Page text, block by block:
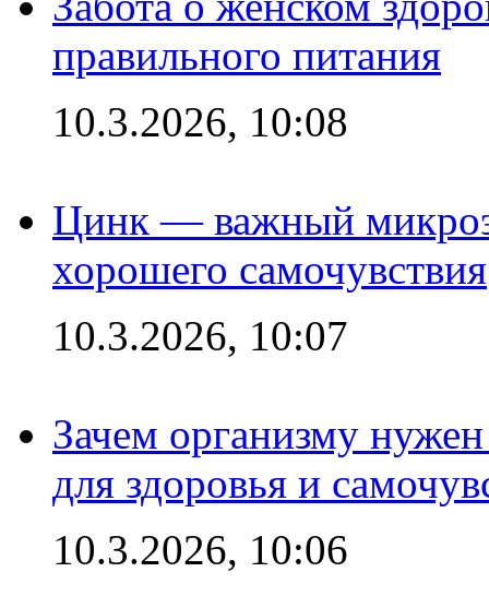
правильного питания
10.3.2026, 10:08
Цинк — важный
хорошего самочувствия
10.3.2026, 10:07
Зачем организму
для здоровья и
10.3.2026, 10:06